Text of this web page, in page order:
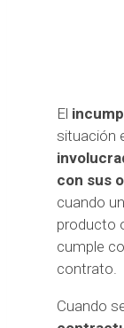
El
situación
con sus
cuando
producto
cumple
contrato.
Cuando